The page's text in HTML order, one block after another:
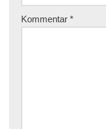
Kommentar *